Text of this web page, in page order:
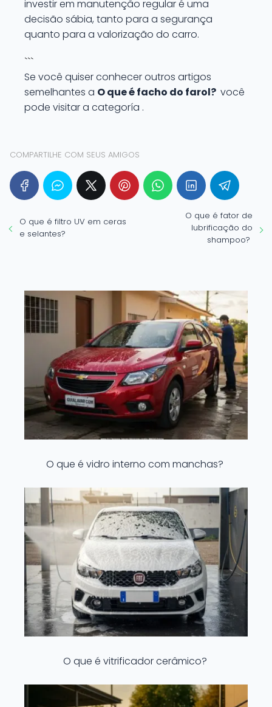
investir em manutenção regular é uma
decisão sábia, tanto para a segurança
quanto para a valorização do carro.
```
Se você quiser conhecer outros artigos
semelhantes a O que é facho do farol? você
pode visitar a categoría .
COMPARTILHE COM SEUS AMIGOS
O que é filtro UV em ceras
e selantes?
O que é fator de
lubrificação do
shampoo?
O que é vidro interno com manchas?
O que é vitrificador cerâmico?